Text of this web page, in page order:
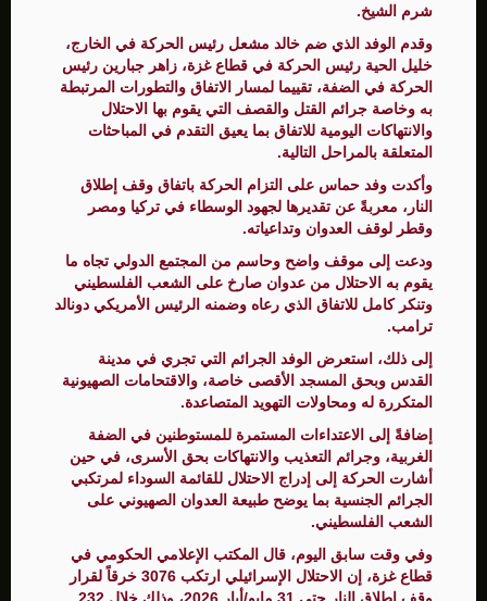
شرم الشيخ.
وقدم الوفد الذي ضم خالد مشعل رئيس الحركة في الخارج،
خليل الحية رئيس الحركة في قطاع غزة، زاهر جبارين رئيس
الحركة في الضفة، تقييما لمسار الاتفاق والتطورات المرتبطة
به وخاصة جرائم القتل والقصف التي يقوم بها الاحتلال
والانتهاكات اليومية للاتفاق بما يعيق التقدم في المباحثات
المتعلقة بالمراحل التالية.
وأكدت وفد حماس على التزام الحركة باتفاق وقف إطلاق
النار، معربةً عن تقديرها لجهود الوسطاء في تركيا ومصر
وقطر لوقف العدوان وتداعياته.
ودعت إلى موقف واضح وحاسم من المجتمع الدولي تجاه ما
يقوم به الاحتلال من عدوان صارخ على الشعب الفلسطيني
وتنكر كامل للاتفاق الذي رعاه وضمنه الرئيس الأمريكي دونالد
ترامب.
إلى ذلك، استعرض الوفد الجرائم التي تجري في مدينة
القدس وبحق المسجد الأقصى خاصة، والاقتحامات الصهيونية
المتكررة له ومحاولات التهويد المتصاعدة.
إضافةً إلى الاعتداءات المستمرة للمستوطنين في الضفة
الغربية، وجرائم التعذيب والانتهاكات بحق الأسرى، في حين
أشارت الحركة إلى إدراج الاحتلال للقائمة السوداء لمرتكبي
الجرائم الجنسية بما يوضح طبيعة العدوان الصهيوني على
الشعب الفلسطيني.
وفي وقت سابق اليوم، قال المكتب الإعلامي الحكومي في
قطاع غزة، إن الاحتلال الإسرائيلي ارتكب 3076 خرقاً لقرار